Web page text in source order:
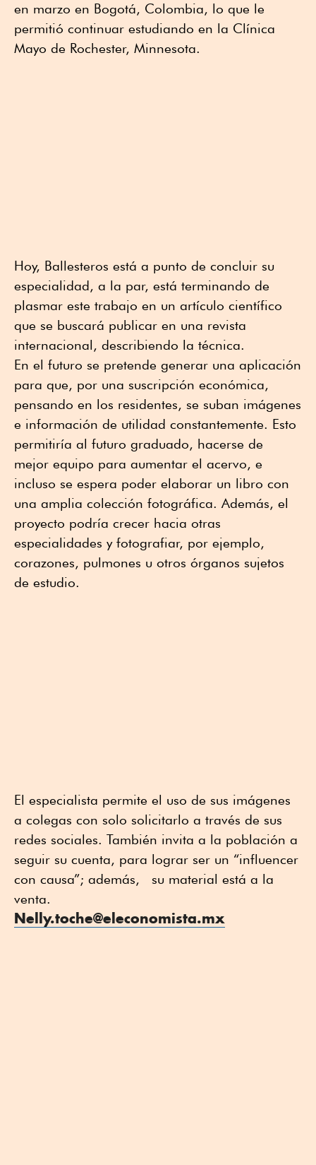
en marzo en Bogotá, Colombia, lo que le
permitió continuar estudiando en la Clínica
Mayo de Rochester, Minnesota.
Hoy, Ballesteros está a punto de concluir su
especialidad, a la par, está terminando de
plasmar este trabajo en un artículo científico
que se buscará publicar en una revista
internacional, describiendo la técnica.
En el futuro se pretende generar una aplicación
para que, por una suscripción económica,
pensando en los residentes, se suban imágenes
e información de utilidad constantemente. Esto
permitiría al futuro graduado, hacerse de
mejor equipo para aumentar el acervo, e
incluso se espera poder elaborar un libro con
una amplia colección fotográfica. Además, el
proyecto podría crecer hacia otras
especialidades y fotografiar, por ejemplo,
corazones, pulmones u otros órganos sujetos
de estudio.
El especialista permite el uso de sus imágenes
a colegas con solo solicitarlo a través de sus
redes sociales. También invita a la población a
seguir su cuenta, para lograr ser un “influencer
con causa”; además, su material está a la
venta.
Nelly.toche@eleconomista.mx